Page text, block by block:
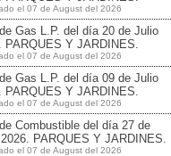
el 07 de August del 2026
Gas L.P. del día 20 de Julio
PARQUES Y JARDINES.
el 07 de August del 2026
Gas L.P. del día 09 de Julio
PARQUES Y JARDINES.
el 07 de August del 2026
Combustible del día 27 de
PARQUES Y JARDINES.
el 07 de August del 2026